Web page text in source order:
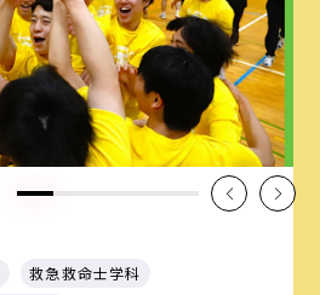
救急救命士学科